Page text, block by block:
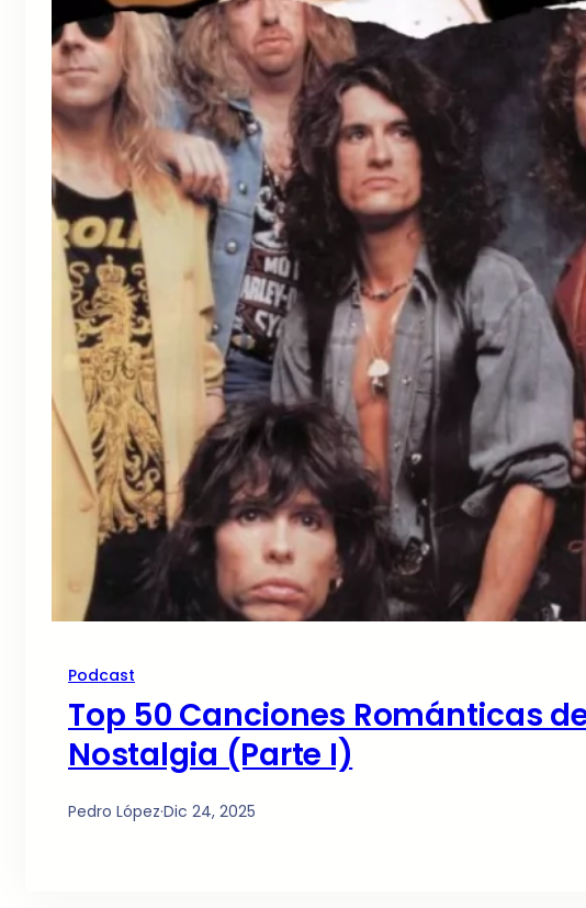
Podcast
Top 50 Canciones Románticas
Nostalgia (Parte I)
Pedro López·Dic 24, 2025